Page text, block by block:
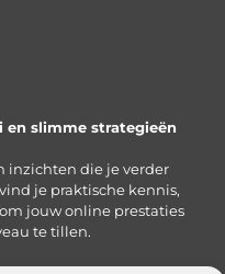
slimme strategieën
inzichten die je verder
je praktische kennis,
jouw online prestaties
te tillen.